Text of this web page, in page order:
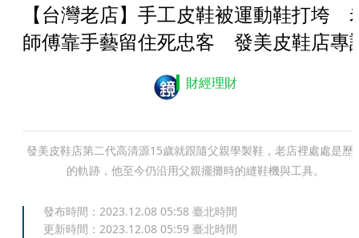
【台灣老店】手工皮鞋被運動鞋打垮
師傅靠手藝留住死忠客 發美皮鞋店專
財經理財
發美皮鞋店第二代高清源15歲就跟隨父親學製鞋，老店裡處處是歷
的軌跡，他至今仍沿用父親擺攤時的縫鞋機與工具。
發布時間： 2023.12.08 05:58 臺北時間
更新時間： 2023.12.08 05:59 臺北時間